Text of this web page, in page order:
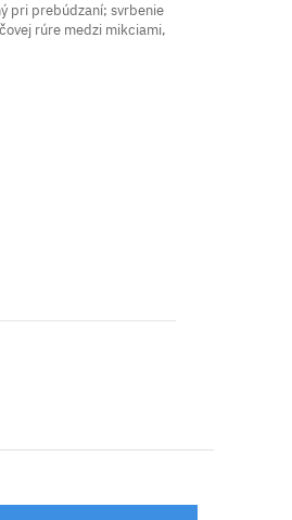
pri prebúdzaní; svrbenie
rúre medzi mikciami,